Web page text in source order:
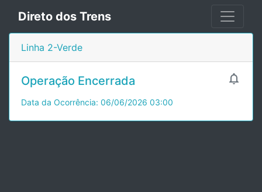
Direto dos Trens
Linha 2-Verde

Operação Encerrada
Data da Ocorrência: 06/06/2026 03:00